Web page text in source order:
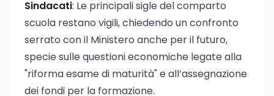
Sindacati: Le principali sigle del comparto
scuola restano vigili, chiedendo un confronto
serrato con il Ministero anche per il futuro,
specie sulle questioni economiche legate alla
"riforma esame di maturità" e all’assegnazione
dei fondi per la formazione.